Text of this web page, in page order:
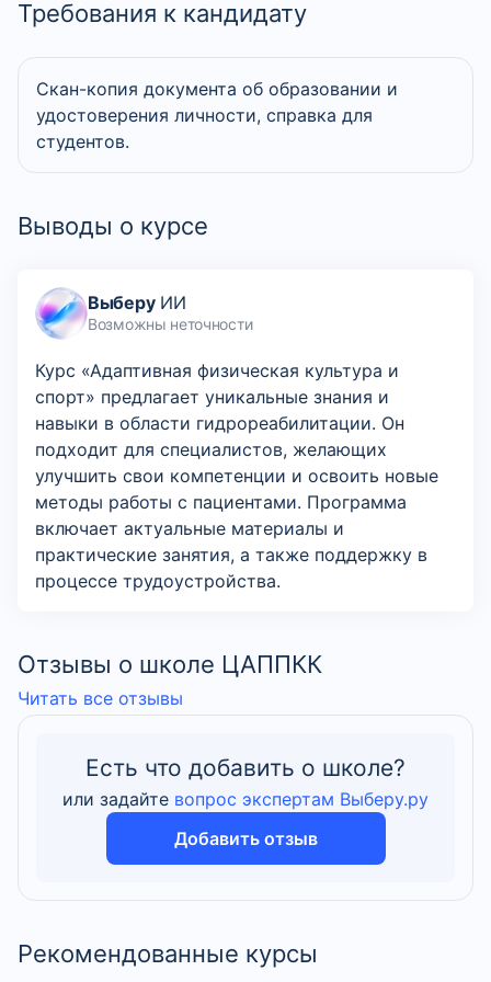
Требования к кандидату
Скан-копия документа об образовании и
удостоверения личности, справка для
студентов.
Выводы о курсе
ВыберуИИ
Возможны неточности
Курс «Адаптивная физическая культура и
спорт» предлагает уникальные знания и
навыки в области гидрореабилитации. Он
подходит для специалистов, желающих
улучшить свои компетенции и освоить новые
методы работы с пациентами. Программа
включает актуальные материалы и
практические занятия, а также поддержку в
процессе трудоустройства.
Отзывы о школе ЦАППКК
Читать все отзывы
Есть что добавить о школе?
или задайте вопрос экспертам Выберу.ру
Добавить отзыв
Рекомендованные курсы